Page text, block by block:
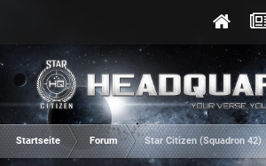
Startseite Forum Star Citizen (Squadron 42)